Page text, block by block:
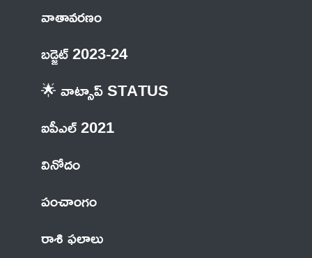
వాతావరణం
బడ్జెట్ 2023-24
🌟 వాట్సాప్ STATUS
ఐపీఎల్ 2021
వినోదం
పంచాంగం
రాశి ఫలాలు